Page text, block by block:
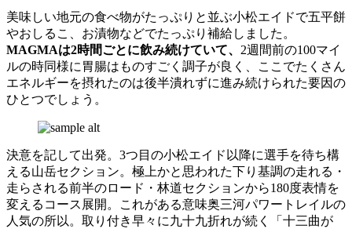
美味しい地元の食べ物がたっぷりと並ぶ小松エイドで五平餅
やおしるこ、お漬物などでたっぷり補給しました。
MAGMAは2時間ごとに飲み続けていて、 2週間前の100マイ
ルの時同様に胃腸はものすごく調子が良く、ここでたくさん
エネルギーを摂れたのは後半潰れずに進み続けられた要因の
ひとつでしょう。
決意を記して出発。3つ目の小松エイド以降に選手を待ち構
える山岳セクション。極上かと思われた下り基調の走れる・
走らされる前半のロード・林道セクションから180度表情を
変えるコース展開。これがある意味奥三河パワートレイルの
人気の所以。取り付き早々に九十九折れが続く「十三曲が